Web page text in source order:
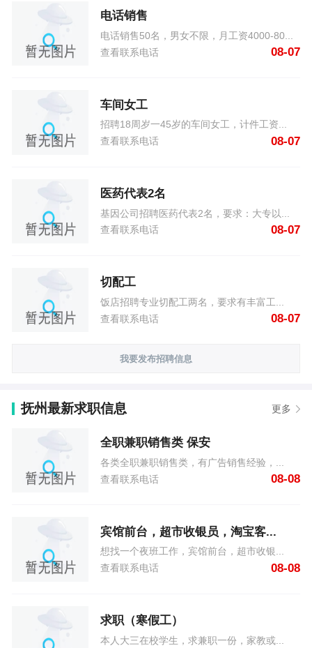
电话销售
电话销售50名，男女不限，月工资4000-80...
查看联系电话
08-07
车间女工
招聘18周岁一45岁的车间女工，计件工资...
查看联系电话
08-07
医药代表2名
基因公司招聘医药代表2名，要求：大专以...
查看联系电话
08-07
切配工
饭店招聘专业切配工两名，要求有丰富工...
查看联系电话
08-07
我要发布招聘信息
抚州最新求职信息 更多
全职兼职销售类 保安
各类全职兼职销售类，有广告销售经验，...
查看联系电话
08-08
宾馆前台，超市收银员，淘宝客...
想找一个夜班工作，宾馆前台，超市收银...
查看联系电话
08-08
求职（寒假工）
本人大三在校学生，求兼职一份，家教或...